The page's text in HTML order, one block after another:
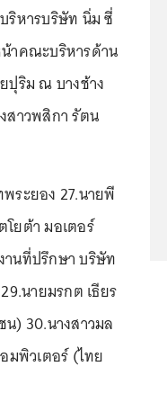
ริหารบริษัท นิ่ม ซี่
าคณะบริหารด้าน
ปุริม ณ บางช้าง
สาวพสิกา รัตน
ระยอง 27.นายพี
ยต้า มอเตอร์
นที่ปรึกษา บริษัท
นายมรกต เธียร
) 30.นางสาวมล
มพิวเตอร์ (ไทย